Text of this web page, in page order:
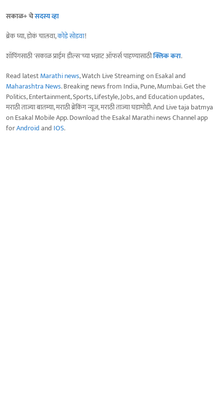
सकाळ+ चेसदस्य व्हा
ब्रेक घ्या, डोकं चालवा,कोडे सोडवा!
शॉपिंगसाठी 'सकाळ प्राईम डील्स'च्या भन्नाट ऑफर्स पाहण्यासाठीक्लिक करा.
Read latestMarathi news, Watch Live Streaming on Esakal and
Maharashtra News. Breaking news from India, Pune, Mumbai. Get the
Politics, Entertainment, Sports, Lifestyle, Jobs, and Education updates,
मराठी ताज्या बातम्या, मराठी ब्रेकिंग न्यूज, मराठी ताज्या घडामोडी. And Live taja batmya
on Esakal Mobile App. Download the Esakal Marathi news Channel app
forAndroidand IOS.